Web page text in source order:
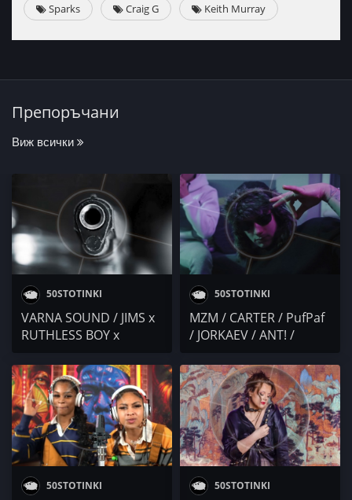
Sparks Craig G Keith Murray
Препоръчани
Виж всички
50STOTINKI
VARNA SOUND / JIMS x
RUTHLESS BOY x
CHERNOGLED x LsK /
FAULEN x GRO / SP The
Diplomentalist
50STOTINKI
MZM / CARTER / PufPaf
/ JORKAEV / ANT! /
50STOTINKI 50STOTINKI